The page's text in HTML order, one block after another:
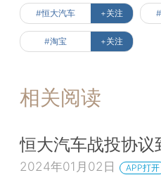
#恒大汽车 +关注
#淘宝 +关注
相关阅读
恒大汽车战投协议
2024年01月02日 APP打开